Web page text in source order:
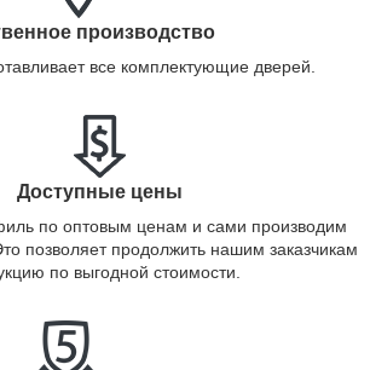
производство
все комплектующие дверей.
Доступные цены
по оптовым ценам и сами производим
позволяет продолжить нашим заказчикам
по выгодной стоимости.